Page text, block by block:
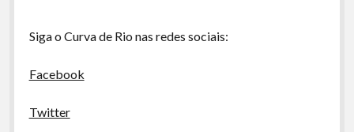
Siga o Curva de Rio nas redes sociais:
Facebook
Twitter